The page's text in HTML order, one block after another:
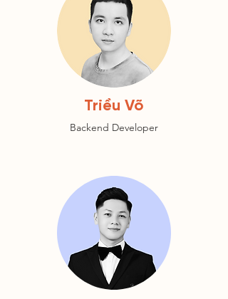
Triều Võ
Backend Developer